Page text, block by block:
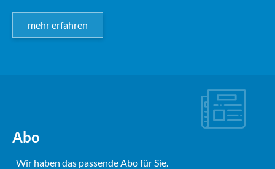
mehr erfahren
Abo
Wir haben das passende Abo für Sie.